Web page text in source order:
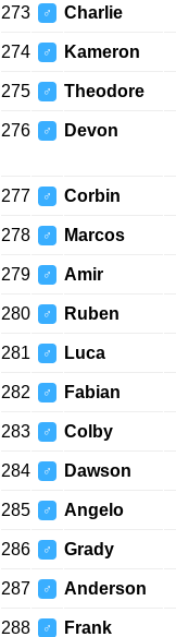
273 ♂ Charlie
274 ♂ Kameron
275 ♂ Theodore
276 ♂ Devon
277 ♂ Corbin
278 ♂ Marcos
279 ♂ Amir
280 ♂ Ruben
281 ♂ Luca
282 ♂ Fabian
283 ♂ Colby
284 ♂ Dawson
285 ♂ Angelo
286 ♂ Grady
287 ♂ Anderson
288 ♂ Frank